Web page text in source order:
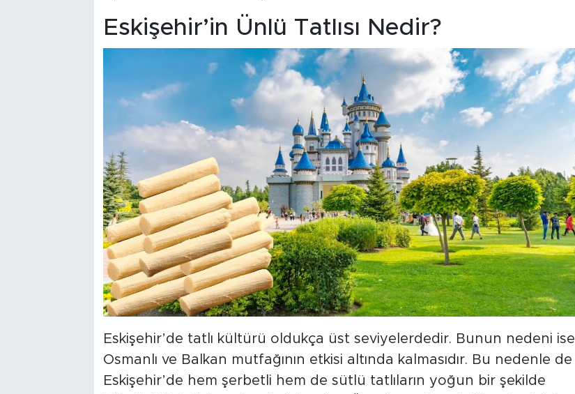
Eskişehir’in Ünlü Tatlısı Nedir?
Eskişehir’de tatlı kültürü oldukça üst seviyelerdedir. Bunun nedeni ise
Osmanlı ve Balkan mutfağının etkisi altında kalmasıdır. Bu nedenle de
Eskişehir’de hem şerbetli hem de sütlü tatlıların yoğun bir şekilde